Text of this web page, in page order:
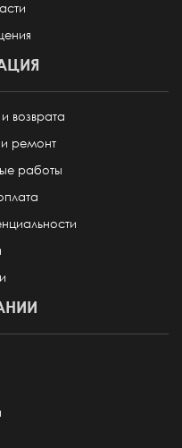
возврата
ремонт
работы